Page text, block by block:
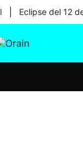
Eclipse del 12